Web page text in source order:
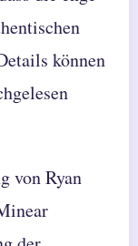
können
von Ryan